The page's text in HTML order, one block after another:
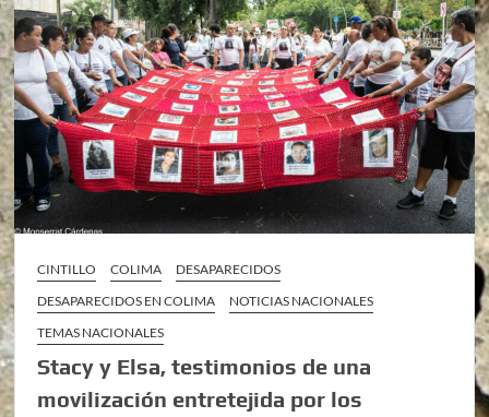
CINTILLO COLIMA
DESAPARECIDOS
DESAPARECIDOS EN COLIMA
NOTICIAS NACIONALES
TEMAS NACIONALES
Stacy y Elsa, testimonios de una
movilización entretejida por los